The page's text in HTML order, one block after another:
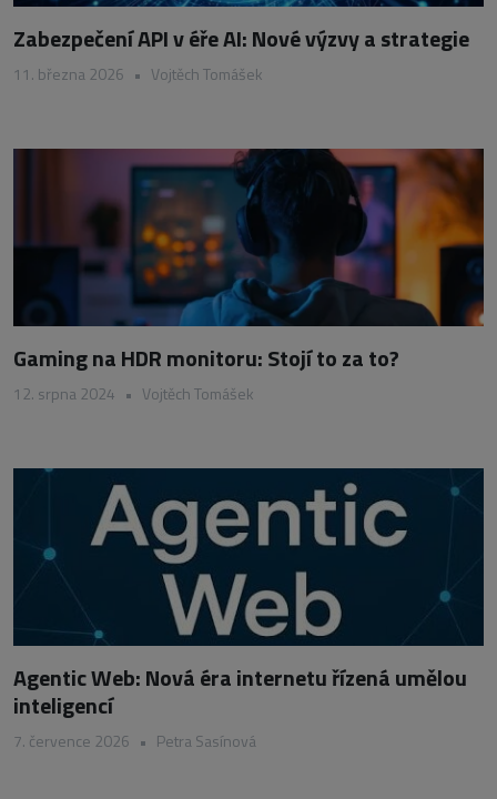
Zabezpečení API v éře AI: Nové výzvy a strategie
11. března 2026 • Vojtěch Tomášek
Gaming na HDR monitoru: Stojí to za to?
12. srpna 2024 • Vojtěch Tomášek
Agentic Web: Nová éra internetu řízená umělou
inteligencí
7. července 2026 • Petra Sasínová